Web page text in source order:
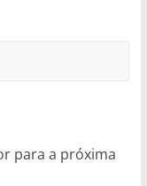
para a próxima